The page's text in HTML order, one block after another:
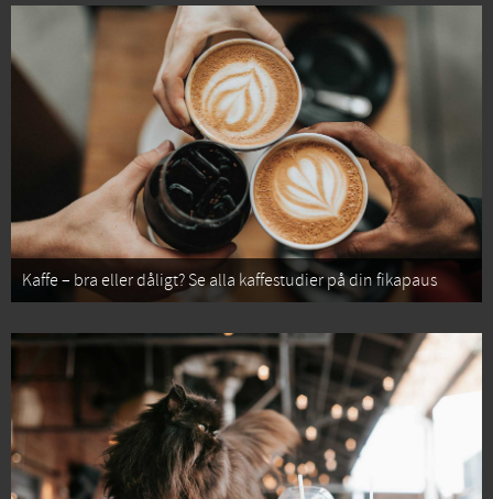
Kaffe – bra eller dåligt? Se alla kaffestudier på din fikapaus